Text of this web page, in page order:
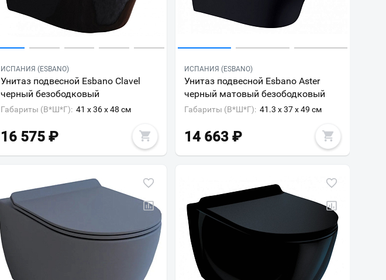
ИСПАНИЯ (ESBANO)
Унитаз подвесной Esbano Clavel
черный безободковый
Габариты (В*Ш*Г): 41 x 36 x 48 см
16 575 ₽
ИСПАНИЯ (ESBANO)
Унитаз подвесной Esbano Aster
черный матовый безободковый
Габариты (В*Ш*Г): 41.3 x 37 x 49 см
14 663 ₽